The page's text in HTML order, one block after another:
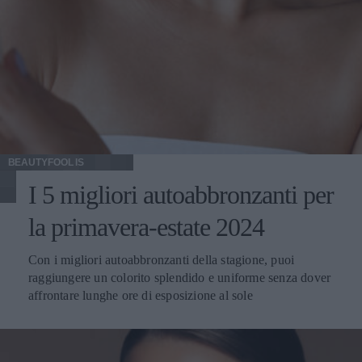
BEAUTYFOOL IS
I 5 migliori autoabbronzanti per
la primavera-estate 2024
Con i migliori autoabbronzanti della stagione, puoi
raggiungere un colorito splendido e uniforme senza dover
affrontare lunghe ore di esposizione al sole